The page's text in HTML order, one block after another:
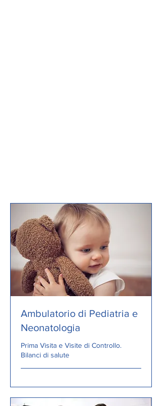
Ambulatorio di Pediatria e
Neonatologia
Prima Visita e Visite di Controllo.
Bilanci di salute